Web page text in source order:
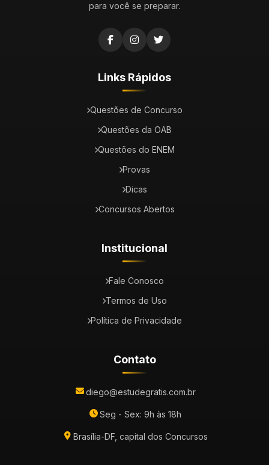
para você se preparar.
Links Rápidos
Questões de Concurso
Questões da OAB
Questões do ENEM
Provas
Dicas
Concursos Abertos
Institucional
Fale Conosco
Termos de Uso
Política de Privacidade
Contato
diego@estudegratis.com.br
Seg - Sex: 9h às 18h
Brasília-DF, capital dos Concursos